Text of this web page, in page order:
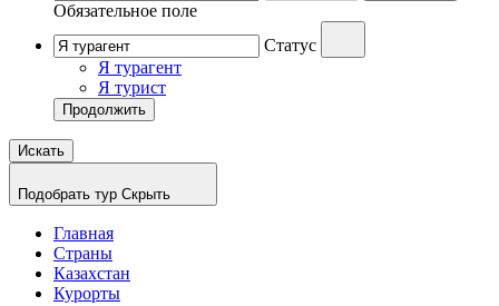
Обязательное поле
Статус
Я турагент
Я турист
Продолжить
Искать
Подобрать тур Скрыть
Главная
Страны
Казахстан
Курорты